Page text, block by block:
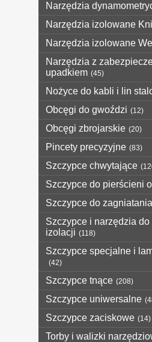
Narzędzia
Narzędzia izolowane
Narzędzia izolowane
Narzędzia z
upadkiem (45)
Nożyce do kabli i lin
Obcęgi do gwoździ (12)
Obcęgi zbrojarskie (20)
Pincety precyzyjne (83)
Szczypce chwytające
Szczypce do pierścieni
Szczypce do zagniatania
Szczypce i narzędzia
izolacji (118)
Szczypce specjalne i
(42)
Szczypce tnące (208)
Szczypce uniwersalne
Szczypce zaciskowe (14)
Torby i walizki